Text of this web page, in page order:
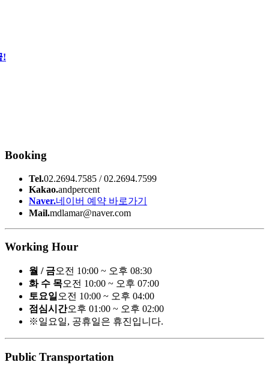
!
Booking
Tel.02.2694.7585 / 02.2694.7599
Kakao.andpercent
Naver.네이버 예약 바로가기
Mail.mdlamar@naver.com
Working Hour
월 / 금오전 10:00 ~ 오후 08:30
화 수 목오전 10:00 ~ 오후 07:00
토요일 오전 10:00 ~ 오후 04:00
점심시간오후 01:00 ~ 오후 02:00
※일요일, 공휴일은 휴진입니다.
Public Transportation